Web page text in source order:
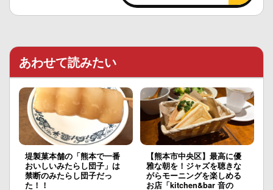
あわせて読みたい
堤製菓本舗の「熊本で一番
おいしいみたらし団子」は
禁断のみたらし団子だっ
た！！
【熊本市中央区】最高に優
雅な朝を！ジャズを聴きな
がらモーニングを楽しめる
お店「kitchen&bar 音の